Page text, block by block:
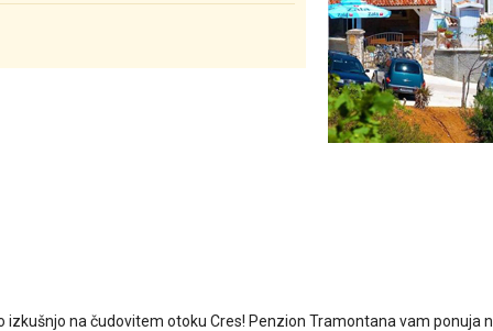
izkušnjo na čudovitem otoku Cres! Penzion Tramontana vam ponuja